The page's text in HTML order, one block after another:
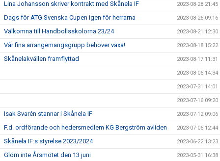
Lina Johansson skriver kontrakt med Skånela IF 2023-08-28 21:45
Dags för ATG Svenska Cupen igen för herrarna 2023-08-26 09:16
Välkomna till Handbollsskolorna 23/24 2023-08-21 12:30
Vår fina arrangemangsgrupp behöver växa! 2023-08-18 15:22
Skånelakvällen framflyttad 2023-08-17 11:31
2023-08-06 14:34
2023-07-31 14:01
2023-07-16 09:20
Isak Svarén stannar i Skånela IF 2023-07-12 09:06
F.d. ordförande och hedersmedlem KG Bergström avliden 2023-07-06 12:44
Skånela IF:s styrelse 2023/2024 2023-06-22 13:23
Glöm inte Årsmötet den 13 juni 2023-05-31 16:38